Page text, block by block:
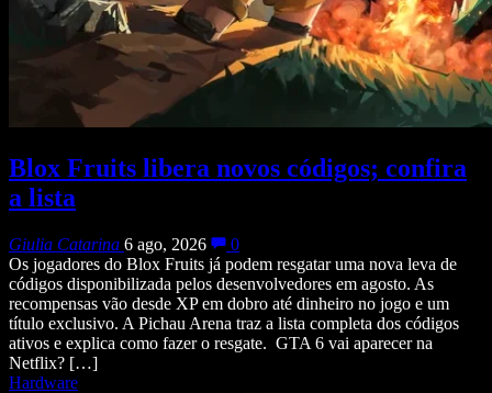
Blox Fruits libera novos códigos; confira
a lista
Giulia Catarina 6 ago, 2026
0
Os jogadores do Blox Fruits já podem resgatar uma nova leva de
códigos disponibilizada pelos desenvolvedores em agosto. As
recompensas vão desde XP em dobro até dinheiro no jogo e um
título exclusivo. A Pichau Arena traz a lista completa dos códigos
ativos e explica como fazer o resgate. GTA 6 vai aparecer na
Netflix? […]
Hardware